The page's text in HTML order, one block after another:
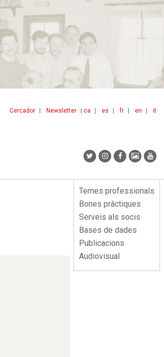
ca es fr en it
Cercador Newsletter
Menu
lateral
Temes professionals
Bones pràctiques
Serveis als socis
Bases de dades
Publicacions
Audiovisual